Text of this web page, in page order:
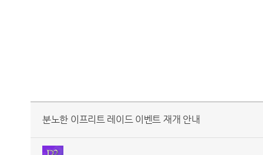
분노한 이프리트 레이드 이벤트 재개 안내